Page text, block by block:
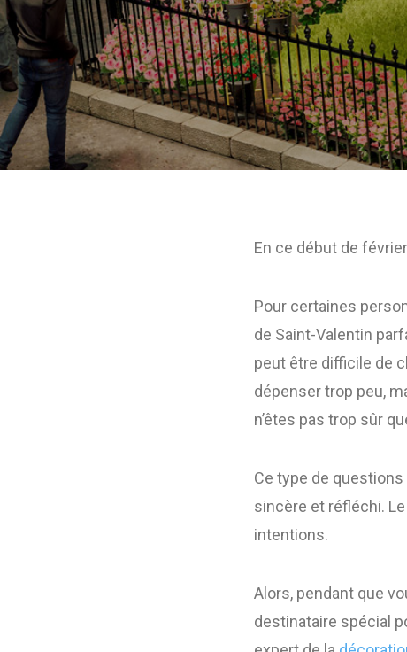
En ce début de
Pour certaines
de Saint-Valentin
peut être difficile de
dépenser trop peu,
n’êtes pas trop sûr
Ce type de
sincère et réfléchi.
intentions.
Alors, pendant que
destinataire spécial